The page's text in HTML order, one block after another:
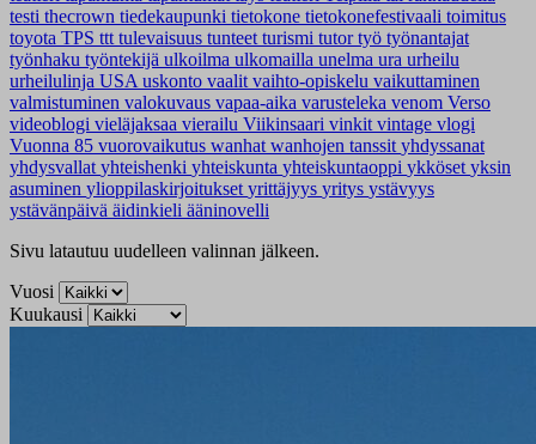
testi thecrown tiedekaupunki tietokone tietokonefestivaali toimitus
toyota TPS ttt tulevaisuus tunteet turismi tutortyö työnantajat
työnhaku työntekijä ulkoilma ulkomailla unelma ura urheilu
urheilulinja USA uskonto vaalit vaihto-opiskelu vaikuttaminen
valmistuminen valokuvaus vapaa-aika varusteleka venom Verso
videoblogi vieläjaksaa vierailu Viikinsaari vinkit vintage vlogi
Vuonna 85 vuorovaikutus wanhat wanhojen tanssit yhdyssanat
yhdysvallat yhteishenki yhteiskunta yhteiskuntaoppi ykköset yksin
asuminen ylioppilaskirjoitukset yrittäjyys yritys ystävyys
ystävänpäivä äidinkieli ääninovelli
Sivu latautuu uudelleen valinnan jälkeen.
Vuosi
Kuukausi